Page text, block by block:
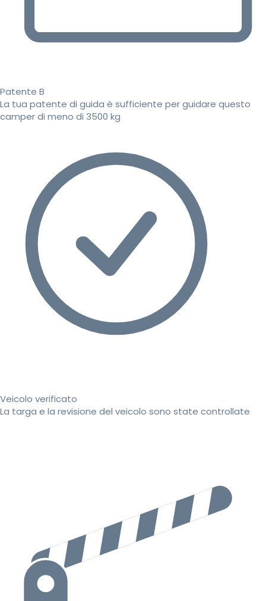
Patente B
La tua patente di guida è sufficiente per guidare questo
camper di meno di 3500 kg
Veicolo verificato
La targa e la revisione del veicolo sono state controllate